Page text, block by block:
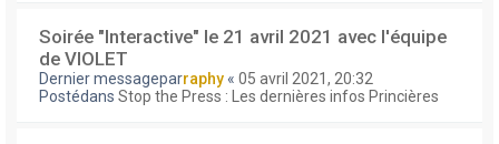
Soirée "Interactive" le 21 avril 2021 avec l'équipe
de VIOLET
Dernier messageparraphy « 05 avril 2021, 20:32
Postédans Stop the Press : Les dernières infos Princières